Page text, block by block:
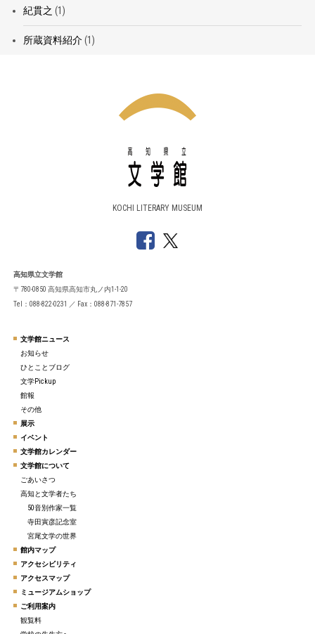
紀貫之 (1)
所蔵資料紹介(1)
KOCHI LITERARY MUSEUM
高知県立文学館
〒780-0850 高知県高知市丸ノ内1-1-20
Tel：088-822-0231 ／ Fax：088-871-7857
文学館ニュース
お知らせ
ひとことブログ
文学Pickup
館報
その他
展示
イベント
文学館カレンダー
文学館について
ごあいさつ
高知と文学者たち
50音別作家一覧
寺田寅彦記念室
宮尾文学の世界
館内マップ
アクセシビリティ
アクセスマップ
ミュージアムショップ
ご利用案内
観覧料